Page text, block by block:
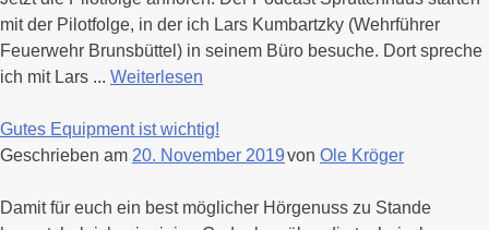
mit der Pilotfolge, in der ich Lars Kumbartzky (Wehrführer
Feuerwehr Brunsbüttel) in seinem Büro besuche. Dort spreche
ich mit Lars ... Weiterlesen
Gutes Equipment ist wichtig!
Geschrieben am 20. November 2019von Ole Kröger
Damit für euch ein best möglicher Hörgenuss zu Stande